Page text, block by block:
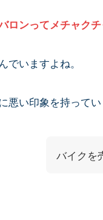
ロンってメチャク
いますよね。
悪い印象を持って
バイクを